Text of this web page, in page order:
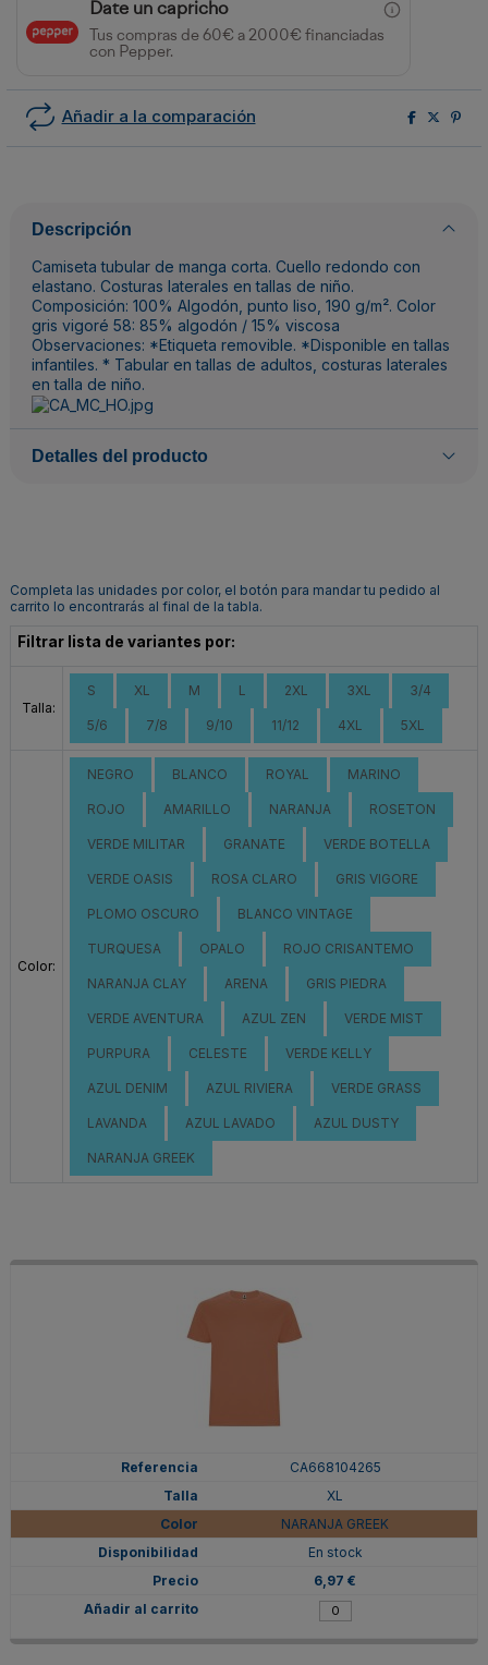
Date un capricho
Tus compras de 60€ a 2000€ financiadas
con Pepper.
Añadir a la comparación
Descripción
Camiseta tubular de manga corta. Cuello redondo con
elastano. Costuras laterales en tallas de niño.
Composición: 100% Algodón, punto liso, 190 g/m². Color
gris vigoré 58: 85% algodón / 15% viscosa
Observaciones: *Etiqueta removible. *Disponible en tallas
infantiles. * Tabular en tallas de adultos, costuras laterales
en talla de niño.
Detalles del producto
Completa las unidades por color, el botón para mandar tu pedido al
carrito lo encontrarás al final de la tabla.
Filtrar lista de variantes por:
Talla:
S XL M L 2XL 3XL 3/4
5/6 7/8 9/10 11/12 4XL 5XL
Color:
NEGRO BLANCO ROYAL MARINO
ROJO AMARILLO NARANJA ROSETON
VERDE MILITAR GRANATE VERDE BOTELLA
VERDE OASIS ROSA CLARO GRIS VIGORE
PLOMO OSCURO BLANCO VINTAGE
TURQUESA OPALO ROJO CRISANTEMO
NARANJA CLAY ARENA GRIS PIEDRA
VERDE AVENTURA AZUL ZEN VERDE MIST
PURPURA CELESTE VERDE KELLY
AZUL DENIM AZUL RIVIERA VERDE GRASS
LAVANDA AZUL LAVADO AZUL DUSTY
NARANJA GREEK
CA668104265
XL
NARANJA GREEK
En stock
6,97 €